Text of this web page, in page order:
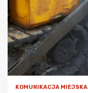
KOMUNIKACJA MIEJSKA